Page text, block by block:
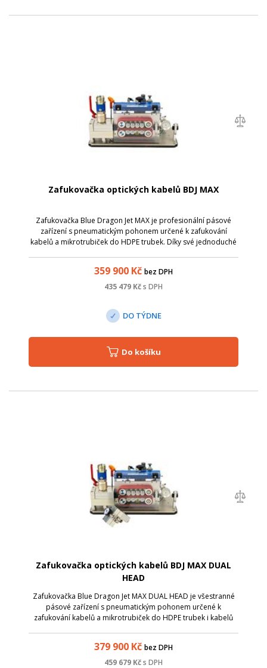
Zafukovačka optických kabelů BDJ MAX
Zafukovačka Blue Dragon Jet MAX je profesionální pásové
zařízení s pneumatickým pohonem určené k zafukování
kabelů a mikrotrubiček do HDPE trubek. Díky své jednoduché
359 900 Kč bez DPH
435 479 Kčs DPH
DO TÝDNE
Do košíku
Zafukovačka optických kabelů BDJ MAX DUAL
HEAD
Zafukovačka Blue Dragon Jet MAX DUAL HEAD je všestranné
pásové zařízení s pneumatickým pohonem určené k
zafukování kabelů a mikrotrubiček do HDPE trubek i kabelů
379 900 Kč bez DPH
459 679 Kčs DPH